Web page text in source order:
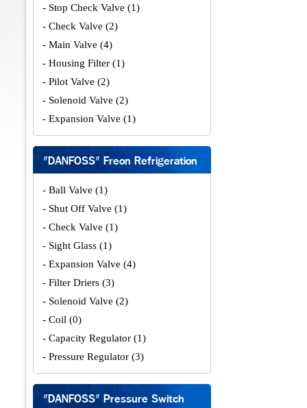
- Stop Check Valve (1)
- Check Valve (2)
- Main Valve (4)
- Housing Filter (1)
- Pilot Valve (2)
- Solenoid Valve (2)
- Expansion Valve (1)
"DANFOSS" Freon Refrigeration
- Ball Valve (1)
- Shut Off Valve (1)
- Check Valve (1)
- Sight Glass (1)
- Expansion Valve (4)
- Filter Driers (3)
- Solenoid Valve (2)
- Coil (0)
- Capacity Regulator (1)
- Pressure Regulator (3)
"DANFOSS" Pressure Switch